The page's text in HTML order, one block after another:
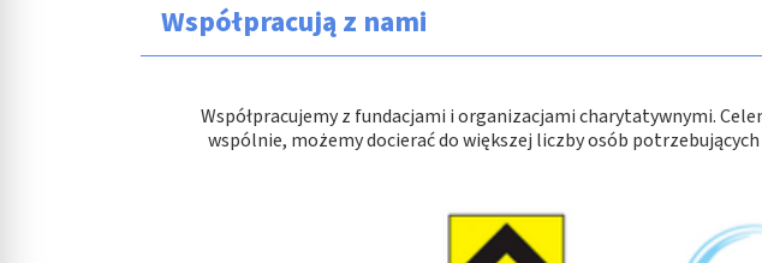
Współpracują z nami
Współpracujemy z fundacjami i organizacjami charytatywnymi.
wspólnie, możemy docierać do większej liczby osób